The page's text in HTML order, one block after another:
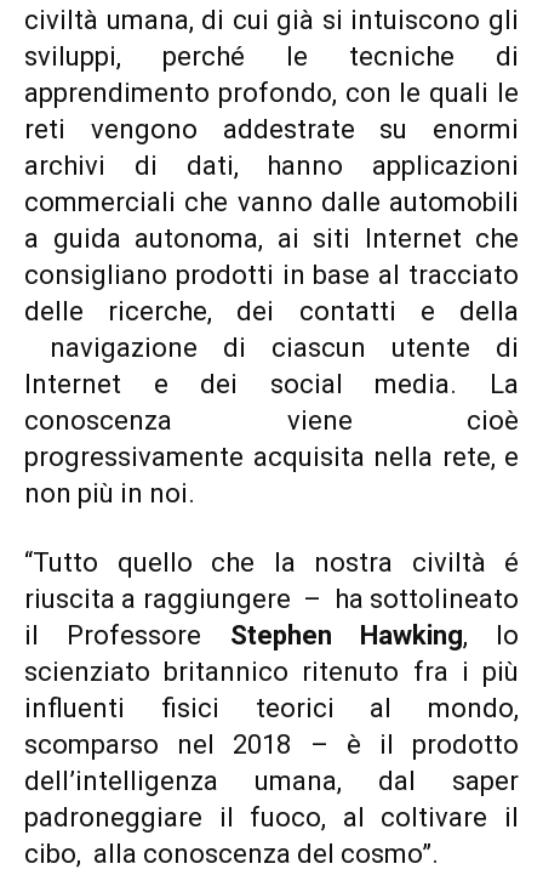
civiltà umana, di cui già si intuiscono gli
sviluppi, perché le tecniche di
apprendimento profondo, con le quali le
reti vengono addestrate su enormi
archivi di dati, hanno applicazioni
commerciali che vanno dalle automobili
a guida autonoma, ai siti Internet che
consigliano prodotti in base al tracciato
delle ricerche, dei contatti e della
navigazione di ciascun utente di
Internet e dei social media. La
conoscenza viene cioè
progressivamente acquisita nella rete, e
non più in noi.
“Tutto quello che la nostra civiltà é
riuscita a raggiungere – ha sottolineato
il Professore Stephen Hawking, lo
scienziato britannico ritenuto fra i più
influenti fisici teorici al mondo,
scomparso nel 2018
– è il prodotto
dell’intelligenza umana, dal saper
padroneggiare il fuoco, al coltivare il
cibo, alla conoscenza del cosmo”.